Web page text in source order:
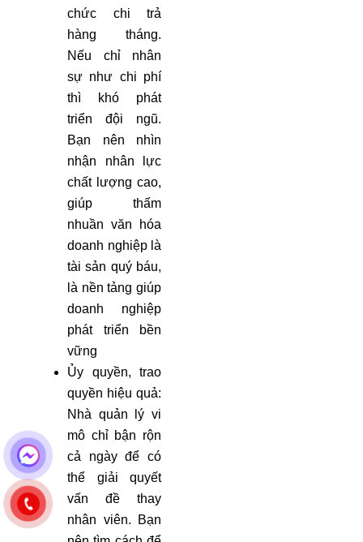
chức chi trả
hàng tháng.
Nếu chỉ nhân
sự như chi phí
thì khó phát
triển đội ngũ.
Bạn nên nhìn
nhận nhân lực
chất lượng cao,
giúp thấm
nhuần văn hóa
doanh nghiệp là
tài sản quý báu,
là nền tảng giúp
doanh nghiệp
phát triển bền
vững
Ủy quyền, trao
quyền hiệu quả:
Nhà quản lý vi
mô chỉ bận rộn
cả ngày để có
thể giải quyết
vấn đề thay
nhân viên. Bạn